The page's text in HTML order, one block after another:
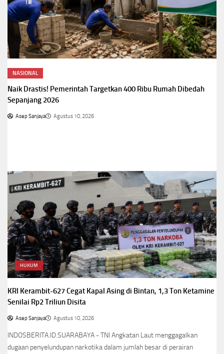
NASIONAL
Naik Drastis! Pemerintah Targetkan 400 Ribu Rumah Dibedah
Sepanjang 2026
Asep Sanjaya Agustus 10, 2026
HUKUM
KRI Kerambit-627 Cegat Kapal Asing di Bintan, 1,3 Ton Ketamine
Senilai Rp2 Triliun Disita
Asep Sanjaya Agustus 10, 2026
INDOSBERITA.ID.SUARABAYA - TNI Angkatan Laut menggagalkan
dugaan penyelundupan narkotika dalam jumlah besar di perairan